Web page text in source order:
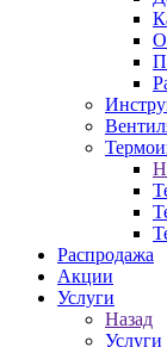
Распродажа
Акции
Услуги
Назад
Услуги